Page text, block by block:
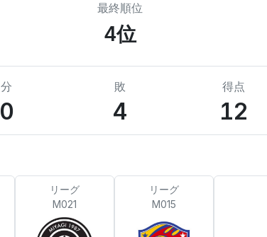
最終順位
4位
分
0
敗
4
得点
12
リーグ
M021
リーグ
M015